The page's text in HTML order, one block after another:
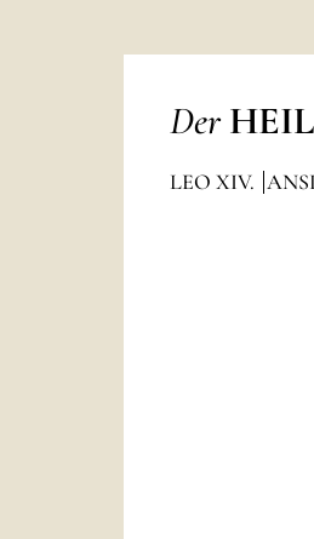
Der
LEO XIV.